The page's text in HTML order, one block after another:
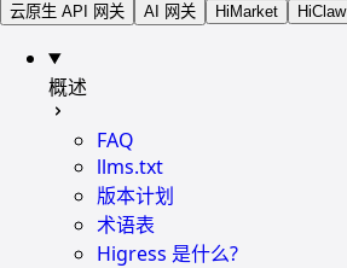
云原生 API 网关 AI 网关 HiMarket HiClaw
概述
FAQ
llms.txt
版本计划
术语表
Higress 是什么?